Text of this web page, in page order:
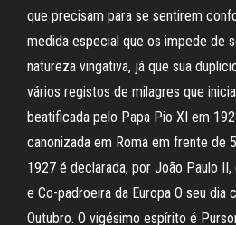
que precisam para se sentirem
medida especial que os impede de
natureza vingativa, já que sua
vários registos de milagres que
beatificada pelo Papa Pio XI em
canonizada em Roma em frente de
1927 é declarada, por João Paulo
e Co-padroeira da Europa O seu dia
Outubro. O vigésimo espírito é